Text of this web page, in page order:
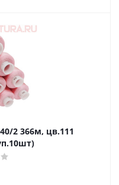
2 366м, цв.111